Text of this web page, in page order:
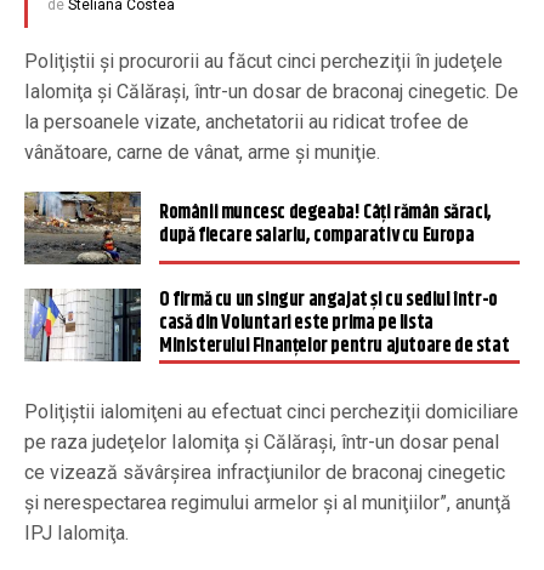
de Steliana Costea
Poliţiştii şi procurorii au făcut cinci percheziţii în judeţele
Ialomiţa şi Călăraşi, într-un dosar de braconaj cinegetic. De
la persoanele vizate, anchetatorii au ridicat trofee de
vânătoare, carne de vânat, arme şi muniţie.
Românii muncesc degeaba! Câți rămân săraci,
după fiecare salariu, comparativ cu Europa
O firmă cu un singur angajat și cu sediul într-o
casă din Voluntari este prima pe lista
Ministerului Finanțelor pentru ajutoare de stat
Poliţiştii ialomiţeni au efectuat cinci percheziţii domiciliare
pe raza judeţelor Ialomiţa şi Călăraşi, într-un dosar penal
ce vizează săvârşirea infracţiunilor de braconaj cinegetic
şi nerespectarea regimului armelor şi al muniţiilor”, anunţă
IPJ Ialomiţa.